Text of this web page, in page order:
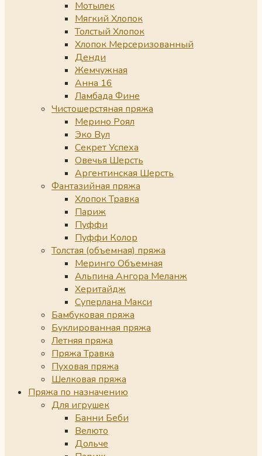
Мотылек
Мягкий Хлопок
Толстый Хлопок
Хлопок Мерсеризованный
Денди
Жемчужная
Анна 16
Ламбада Фине
Чистошерстяная пряжа
Мерино Роял
Эко Вул
Секрет Успеха
Овечья Шерсть
Аргентинская Шерсть
Фантазийная пряжа
Хлопок Травка
Париж
Пуффи
Пуффи Колор
Толстая (объемная) пряжа
Меринго Объемная
Альпина Ангора Меланж
Херитайдж
Суперлана Макси
Бамбуковая пряжа
Буклированная пряжа
Летняя пряжа
Пряжа Травка
Пуховая пряжа
Шелковая пряжа
Пряжа по назначению
Для игрушек
Банни Беби
Велюто
Дольче